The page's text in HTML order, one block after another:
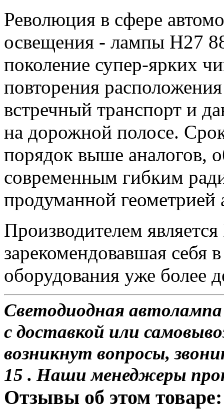
Революция в сфере
освещения - лампы H27
поколение супер-ярких
повторения
встречный транспорт и
на дорожной полосе.
порядок выше аналогов,
современным гибким
продуманной
Производителем
зарекомендовавшая себя
оборудования уже более
Светодиодная
с доставкой или
возникнут вопросы,
15 . Наши менеджеры
Отзывы об этом товаре: